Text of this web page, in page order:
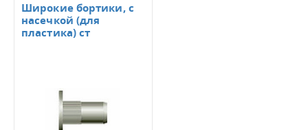
Широкие бортики, с
насечкой (для
пластика) ст